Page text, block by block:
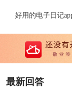
好用的电子日记
最新回答